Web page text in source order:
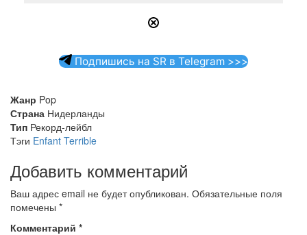
Подпишись на SR в Telegram >>>
Жанр Pop
Страна Нидерланды
Тип Рекорд-лейбл
Тэги Enfant Terrible
Добавить комментарий
Ваш адрес email не будет опубликован. Обязательные поля
помечены *
Комментарий *